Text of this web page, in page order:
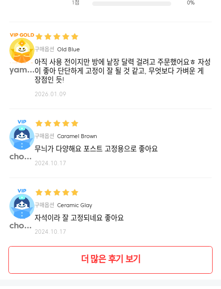
1점 0%
yammy**
구매옵션 Old Blue
아직 사용 전이지만 방에 낱장 달력 걸려고 주문했어요ㅎ 자성
이 좋아 단단하게 고정이 잘 될 것 같고, 무엇보다 가벼운 게
장점인 듯!
2026.01.09
chong**
구매옵션 Caramel Brown
무늬가 다양해요 포스트 고정용으로 좋아요
2024.10.17
chong**
구매옵션 Ceramic Glay
자석이라 잘 고정되네요 좋아요
2024.10.17
더 많은 후기 보기